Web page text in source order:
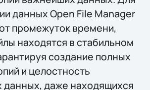
данных Open File Manager
промежуток времени,
находятся в стабильном
создание полных
и целостность
данных, даже находящихся